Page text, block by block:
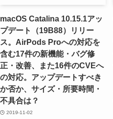
macOS Catalina 10.15.1アッ
プデート（19B88）リリー
ス。AirPods Proへの対応を
含む17件の新機能・バグ修
正・改善、また16件のCVEへ
の対応。アップデートすべき
か否か、サイズ・所要時間・
不具合は？
2019-11-02